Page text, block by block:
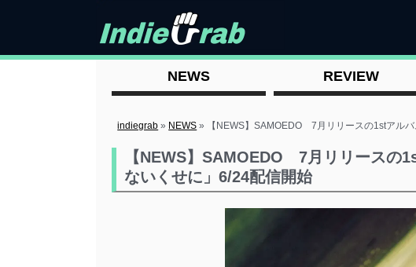
NEWS REVIEW
indiegrab » NEWS » 【NEWS】SAMOEDO 7月リリースの1stアル
【NEWS】SAMOEDO 7月リリースの
ないくせに」6/24配信開始